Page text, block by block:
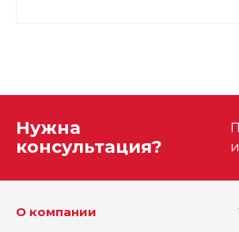
Нужна
консультация?
О компании